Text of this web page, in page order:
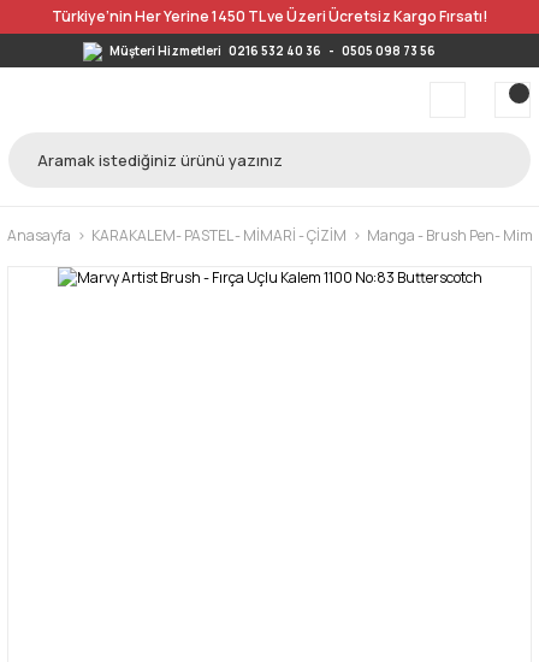
Türkiye’nin Her Yerine 1450 TL ve Üzeri Ücretsiz Kargo Fırsatı!
Müşteri Hizmetleri 0216 532 40 36 - 0505 098 73 56
Anasayfa KARAKALEM- PASTEL - MİMARİ - ÇİZİM Manga - Brush Pen-